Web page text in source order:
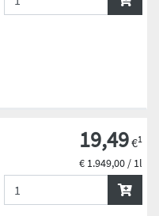
19,49€1
€ 1.949,00 / 1l